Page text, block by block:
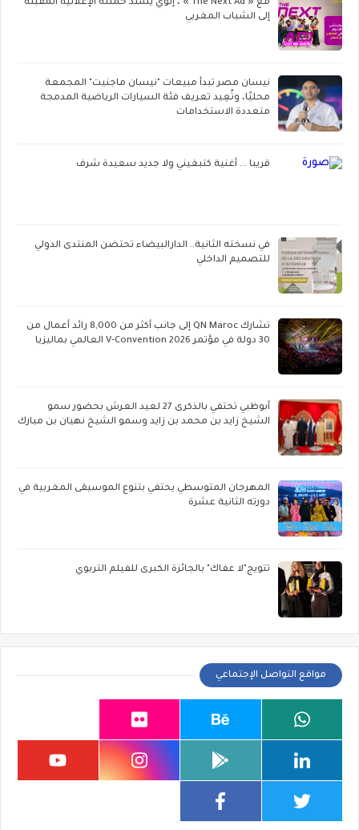
مع « The Next Ad » ، إنوي يُسند حملته الإعلانية المقبلة
إلى الشباب المغربي
نيسان مصر تبدأ مبيعات "نيسان ماجنيت" المجمعة
محليًا، وتُعِيد تعريف فئة السيارات الرياضية المدمجة
متعددة الاستخدامات
قريبا ... أغنية كتبغيني ولا جديد سعيدة شرف
في نسخته الثانية.. الدارالبيضاء تحتضن المنتدى الدولي
للتصميم الداخلي
تشارك QN Maroc إلى جانب أكثر من 8,000 رائد أعمال من
30 دولة في مؤتمر V-Convention 2026 العالمي بماليزيا
أبوظبي تحتفي بالذكرى 27 لعيد العرش بحضور سمو
الشيخ زايد بن محمد بن زايد وسمو الشيخ نهيان بن مبارك
المهرجان المتوسطي يحتفي بتنوع الموسيقى المغربية في
دورته الثانية عشرة
تتويج"لا عفاك" بالجائزة الكبرى للفيلم التربوي
مواقع التواصل الإجتماعي